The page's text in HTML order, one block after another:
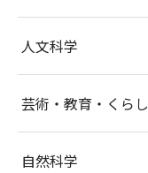
人文科学
芸術・教育・くらし
自然科学